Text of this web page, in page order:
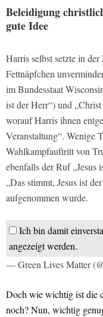
Beleidigung
gute Idee
Harris selbst setzte in
Fettnäpfchen
im Bundesstaat
ist der Herr“) und
worauf Harris ihnen
Veranstaltung“. Wenige
Wahlkampfauftritt von
ebenfalls der Ruf „Jesus
„Das stimmt, Jesus ist
aufgenommen wurde.
Ich bin damit
angezeigt werden.
— Green Lives Matter
Doch wie wichtig ist die
noch? Nun, wichtig